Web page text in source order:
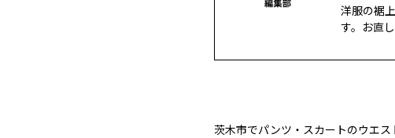
洋服の裾
す。お直
茨木市でパンツ・スカートのウエ